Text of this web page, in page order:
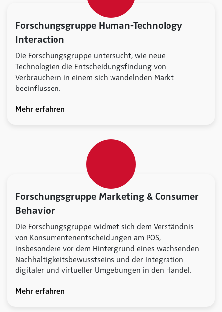
Forschungsgruppe Human-Technology
Interaction
Die Forschungsgruppe untersucht, wie neue
Technologien die Entscheidungsfindung von
Verbrauchern in einem sich wandelnden Markt
beeinflussen.
Mehr erfahren
Forschungsgruppe Marketing & Consumer
Behavior
Die Forschungsgruppe widmet sich dem Verständnis
von Konsumentenentscheidungen am POS,
insbesondere vor dem Hintergrund eines wachsenden
Nachhaltigkeitsbewusstseins und der Integration
digitaler und virtueller Umgebungen in den Handel.
Mehr erfahren